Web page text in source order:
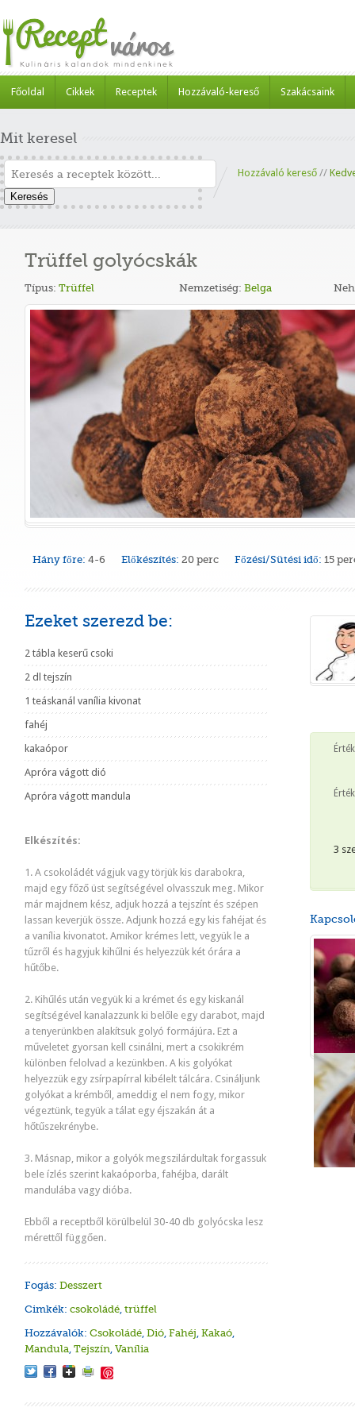
Főoldal Cikkek Receptek Hozzávaló-kereső Szakácsaink
Mit keresel
Keresés
Hozzávaló kereső //
Trüffel golyócskák
Típus: Trüffel Nemzetiség: Belga
Hány főre: 4-6 Előkészítés: 20 perc Főzési/Sütési idő: 15
Ezeket szerezd be:
2 tábla keserű csoki
2 dl tejszín
1 teáskanál vanília kivonat
fahéj
kakaópor
Apróra vágott dió
Apróra vágott mandula
Elkészítés:
1. A csokoládét vágjuk vagy törjük kis darabokra,
majd egy főző üst segítségével olvasszuk meg. Mikor
már majdnem kész, adjuk hozzá a tejszínt és szépen
lassan keverjük össze. Adjunk hozzá egy kis fahéjat és
a vanília kivonatot. Amikor krémes lett, vegyük le a
tűzről és hagyjuk kihűlni és helyezzük két órára a
hűtőbe.
2. Kihűlés után vegyük ki a krémet és egy kiskanál
segítségével kanalazzunk ki belőle egy darabot, majd
a tenyerünkben alakítsuk golyó formájúra. Ezt a
műveletet gyorsan kell csinálni, mert a csokikrém
különben felolvad a kezünkben. A kis golyókat
helyezzük egy zsírpapírral kibélelt tálcára. Csináljunk
golyókat a krémből, ameddig el nem fogy, mikor
végeztünk, tegyük a tálat egy éjszakán át a
hőtűszekrénybe.
3. Másnap, mikor a golyók megszilárdultak forgassuk
bele ízlés szerint kakaóporba, fahéjba, darált
mandulába vagy dióba.
Ebből a receptből körülbelül 30-40 db golyócska lesz
mérettől függően.
Fogás: Desszert
Cimkék: csokoládé, trüffel
Hozzávalók: Csokoládé, Dió, Fahéj, Kakaó,
Mandula, Tejszín, Vanília
3